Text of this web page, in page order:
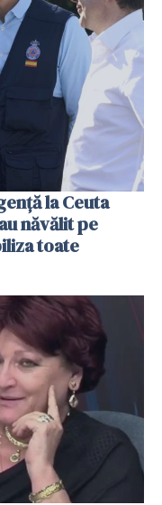
la Ceuta
năvălit pe
toate